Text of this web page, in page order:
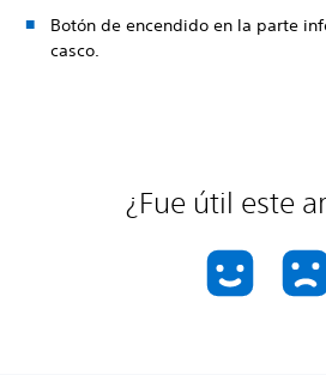
Botón de encendido en la parte
casco.
¿Fue útil este